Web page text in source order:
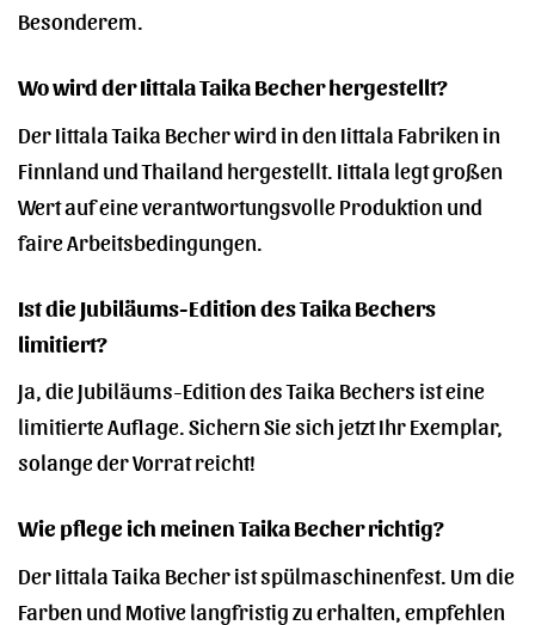
Besonderem.
Wo wird der Iittala Taika Becher hergestellt?
Der Iittala Taika Becher wird in den Iittala Fabriken in
Finnland und Thailand hergestellt. Iittala legt großen
Wert auf eine verantwortungsvolle Produktion und
faire Arbeitsbedingungen.
Ist die Jubiläums-Edition des Taika Bechers
limitiert?
Ja, die Jubiläums-Edition des Taika Bechers ist eine
limitierte Auflage. Sichern Sie sich jetzt Ihr Exemplar,
solange der Vorrat reicht!
Wie pflege ich meinen Taika Becher richtig?
Der Iittala Taika Becher ist spülmaschinenfest. Um die
Farben und Motive langfristig zu erhalten, empfehlen